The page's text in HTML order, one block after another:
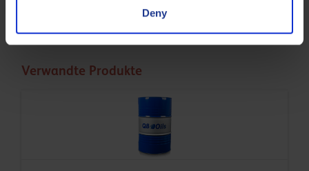
Deny
Die Empfehlungen des Erstausrüsters müssen
Verwandte Produkte